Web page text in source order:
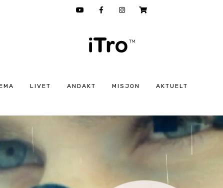
LIVET ANDAKT MISJON AKTUELT